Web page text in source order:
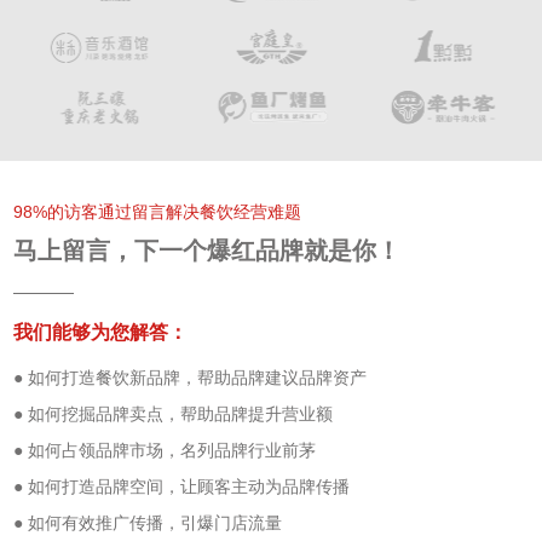
98%的访客通过留言解决餐饮经营难题
马上留言，下一个爆红品牌就是你！
我们能够为您解答：
● 如何打造餐饮新品牌，帮助品牌建议品牌资产
● 如何挖掘品牌卖点，帮助品牌提升营业额
● 如何占领品牌市场，名列品牌行业前茅
● 如何打造品牌空间，让顾客主动为品牌传播
● 如何有效推广传播，引爆门店流量